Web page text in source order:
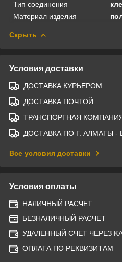
Тип соединения
Материал изделия
Скрыть
Условия доставки
ДОСТАВКА КУРЬЕРОМ
ДОСТАВКА ПОЧТОЙ
ТРАНСПОРТНАЯ
ДОСТАВКА ПО Г. АЛМАТЫ -
Все условия доставки
Условия оплаты
НАЛИЧНЫЙ РАСЧЕТ
БЕЗНАЛИЧНЫЙ РАСЧЕТ
УДАЛЕННЫЙ СЧЕТ ЧЕРЕЗ
ОПЛАТА ПО РЕКВИЗИТАМ